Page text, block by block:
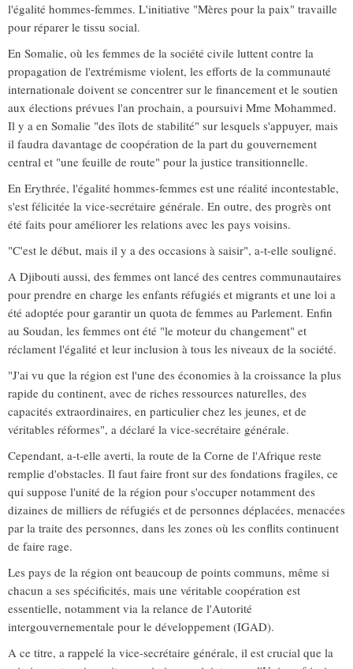
l'égalité hommes-femmes. L'initiative "Mères pour la paix" travaille
pour réparer le tissu social.
En Somalie, où les femmes de la société civile luttent contre la
propagation de l'extrémisme violent, les efforts de la communauté
internationale doivent se concentrer sur le financement et le soutien
aux élections prévues l'an prochain, a poursuivi Mme Mohammed.
Il y a en Somalie "des îlots de stabilité" sur lesquels s'appuyer, mais
il faudra davantage de coopération de la part du gouvernement
central et "une feuille de route" pour la justice transitionnelle.
En Erythrée, l'égalité hommes-femmes est une réalité incontestable,
s'est félicitée la vice-secrétaire générale. En outre, des progrès ont
été faits pour améliorer les relations avec les pays voisins.
"C'est le début, mais il y a des occasions à saisir", a-t-elle souligné.
A Djibouti aussi, des femmes ont lancé des centres communautaires
pour prendre en charge les enfants réfugiés et migrants et une loi a
été adoptée pour garantir un quota de femmes au Parlement. Enfin
au Soudan, les femmes ont été "le moteur du changement" et
réclament l'égalité et leur inclusion à tous les niveaux de la société.
"J'ai vu que la région est l'une des économies à la croissance la plus
rapide du continent, avec de riches ressources naturelles, des
capacités extraordinaires, en particulier chez les jeunes, et de
véritables réformes", a déclaré la vice-secrétaire générale.
Cependant, a-t-elle averti, la route de la Corne de l'Afrique reste
remplie d'obstacles. Il faut faire front sur des fondations fragiles, ce
qui suppose l'unité de la région pour s'occuper notamment des
dizaines de milliers de réfugiés et de personnes déplacées, menacées
par la traite des personnes, dans les zones où les conflits continuent
de faire rage.
Les pays de la région ont beaucoup de points communs, même si
chacun a ses spécificités, mais une véritable coopération est
essentielle, notamment via la relance de l'Autorité
intergouvernementale pour le développement (IGAD).
A ce titre, a rappelé la vice-secrétaire générale, il est crucial que la